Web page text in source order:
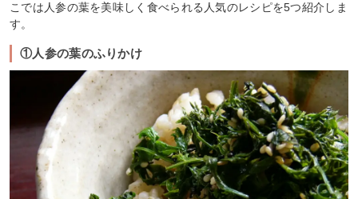
こでは人参の葉を美味しく食べられる人気のレシピを5つ紹介しま
す。
①人参の葉のふりかけ